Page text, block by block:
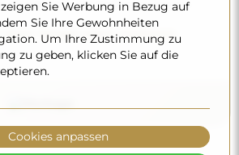
erfahren?
Tipps in unserem Blog.
Sie Werbung in Bezug auf
Sie Ihre Gewohnheiten
Um Ihre Zustimmung zu
zu geben, klicken Sie auf die
Cookies anpassen